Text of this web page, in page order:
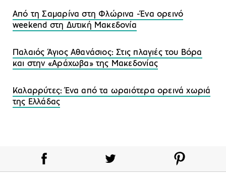
Από τη Σαμαρίνα στη Φλώρινα -Ένα ορεινό
weekend στη Δυτική Μακεδονία
Παλαιός Άγιος Αθανάσιος: Στις πλαγιές του Βόρα
και στην «Αράχωβα» της Μακεδονίας
Καλαρρύτες: Ένα από τα ωραιότερα ορεινά χωριά
της Ελλάδας